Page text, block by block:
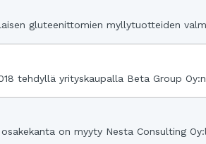
gluteenittomien myllytuotteiden
tehdyllä yrityskaupalla Beta Group
on myyty Nesta Consulting